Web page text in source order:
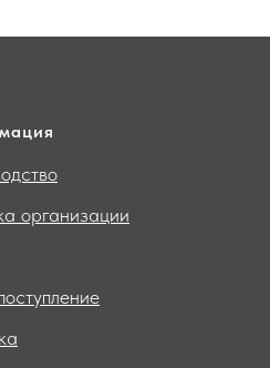
организации